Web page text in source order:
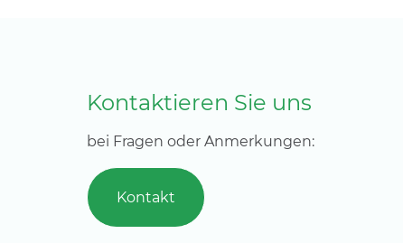
Kontaktieren Sie uns
bei Fragen oder Anmerkungen:
Kontakt